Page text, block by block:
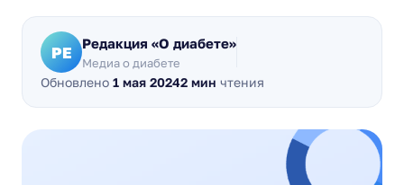
РЕ Редакция «О диабете»
Медиа о диабете
Обновлено 1 мая 20242 мин чтения